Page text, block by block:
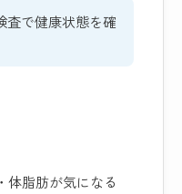
査で健康状態を確
体脂肪が気になる